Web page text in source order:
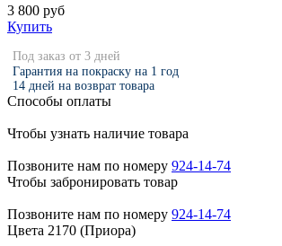
3 800 руб
Купить
Под заказ от 3 дней
Гарантия на покраску на 1 год
14 дней на возврат товара
Способы оплаты
Чтобы узнать наличие товара
Позвоните нам по номеру 924-14-74
Чтобы забронировать товар
Позвоните нам по номеру 924-14-74
Цвета 2170 (Приора)